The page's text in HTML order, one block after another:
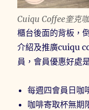
Cuiqu Coffee奎克
櫃台後面的背板，
介紹及推廣cuiqu
員，會員優惠好處
每週四會員日咖
咖啡寄取杯無期